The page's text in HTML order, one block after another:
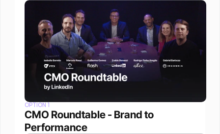
OPTION 1
CMO Roundtable - Brand to
Performance